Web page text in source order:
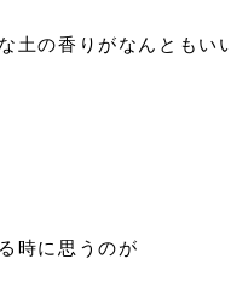
土の香りがなんともい
時に思うのが